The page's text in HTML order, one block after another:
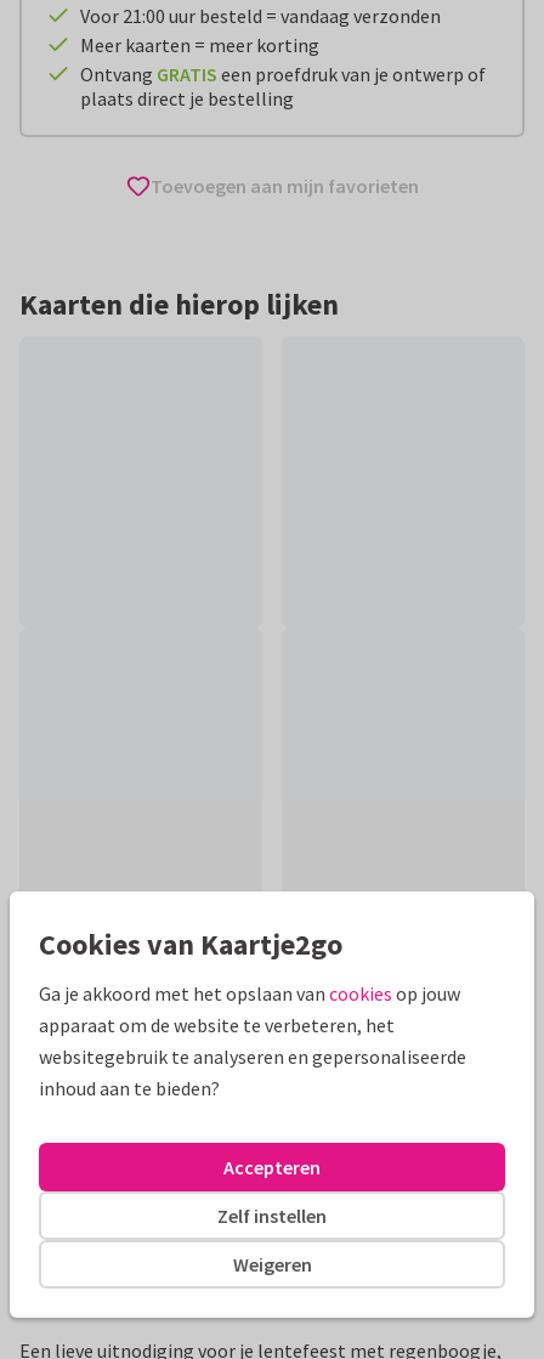
Voor 21:00 uur besteld = vandaag verzonden
Meer kaarten = meer korting
Ontvang GRATIS een proefdruk van je ontwerp of
plaats direct je bestelling
Toevoegen aan mijn favorieten
Kaarten die hierop lijken
Mooie extra's bij je kaart
Een lieve uitnodiging voor je lentefeest met regenboogje,
Cookies van Kaartje2go
Ga je akkoord met het opslaan van cookies op jouw
apparaat om de website te verbeteren, het
websitegebruik te analyseren en gepersonaliseerde
inhoud aan te bieden?
Weigeren
Zelf instellen
Accepteren